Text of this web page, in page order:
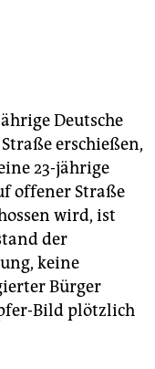
Deutsche
erschießen,
23-jährige
offener Straße
wird, ist
der
keine
Bürger
Bild plötzlich